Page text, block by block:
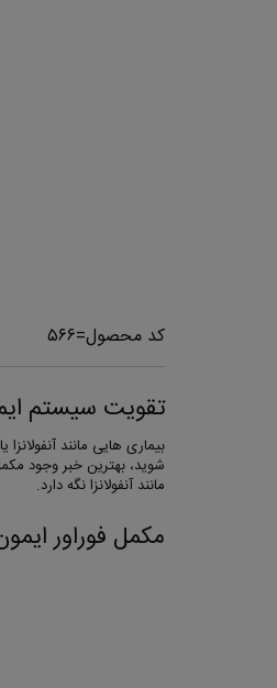
کد محصول=۵۶۶
تقویت سیستم
بیماری هایی مانند
مانند آنفولانزا نگه دارد.
مکمل فوراور